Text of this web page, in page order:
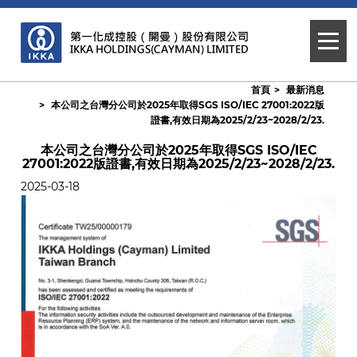
首頁
最新消息
本公司之台灣分公司於2025年取得SGS ISO/IEC 27001:2022版
證書,有效日期為2025/2/23~2028/2/23.
本公司之台灣分公司於2025年取得SGS ISO/IEC
27001:2022版證書,有效日期為2025/2/23~2028/2/23.
2025-03-18